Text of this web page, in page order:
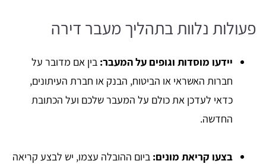
פעולות נלוות בתהליך מעבר דירה
יידעו מוסדות וגופים על המעבר: בין אם מדובר על
חברות האשראי או הביטוח, הבנק או חברת העיתונים,
כדאי לעדכן את כולם על המעבר שלכם ועל הכתובת
החדשה.
בצעו קריאת מונים: ביום ההובלה עצמו, יש לבצע קריאה